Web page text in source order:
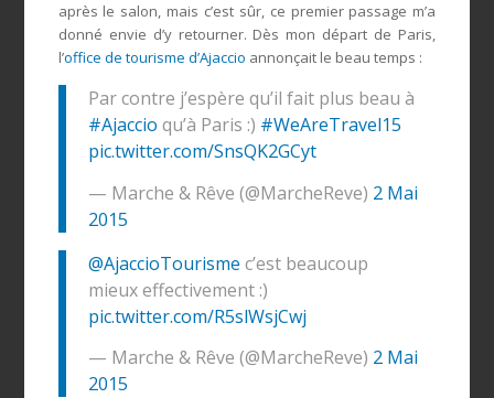
après le salon, mais c’est sûr, ce premier passage m’a
donné envie d’y retourner. Dès mon départ de Paris,
l’office de tourisme d’Ajaccio annonçait le beau temps :
Par contre j’espère qu’il fait plus beau à
#Ajaccio qu’à Paris :) #WeAreTravel15
pic.twitter.com/SnsQK2GCyt
— Marche & Rêve (@MarcheReve) 2 Mai
2015
@AjaccioTourisme c’est beaucoup
mieux effectivement :)
pic.twitter.com/R5slWsjCwj
— Marche & Rêve (@MarcheReve) 2 Mai
2015